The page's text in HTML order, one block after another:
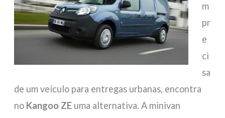
m
pr
e
ci
sa
de um veículo para entregas urbanas, encontra
no Kangoo ZE uma alternativa. A minivan